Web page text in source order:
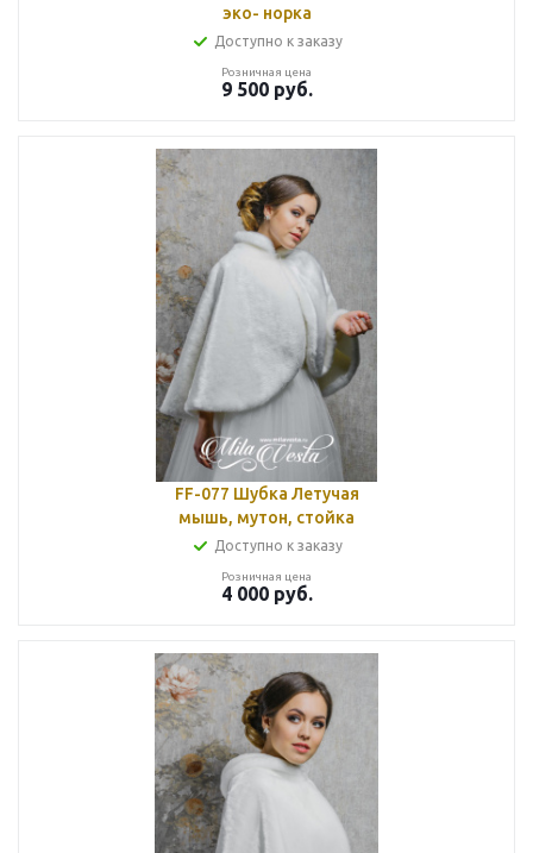
эко- норка
Доступно к заказу
Розничная цена
9 500руб.
FF-077 Шубка Летучая
мышь, мутон, стойка
Доступно к заказу
Розничная цена
4 000руб.